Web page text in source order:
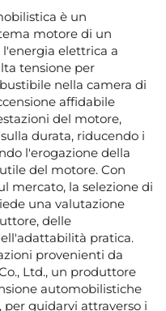
è un
motore di un
elettrica a
tensione per
nella camera di
affidabile
del motore,
durata, riducendo i
l'erogazione della
del motore. Con
mercato, la selezione di
una valutazione
delle
pratica.
provenienti da
Ltd., un produttore
automobilistiche
per guidarvi attraverso i